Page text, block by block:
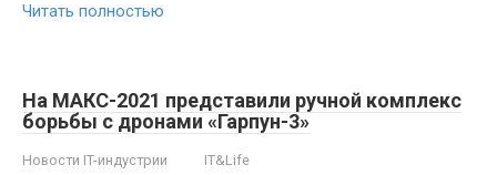
Читать полностью
На МАКС-2021 представили ручной комплекс
борьбы с дронами «Гарпун-3»
Новости IT-индустрии IT&Life